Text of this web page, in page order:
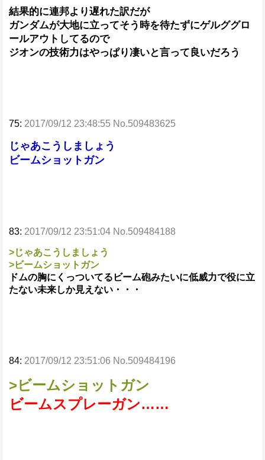
結果的に連邦より遅れた訳だが
ガンダムが大地に立ってそう時を待たずにゲルググロ
ールアウトしてるので
ジオンの技術力はやっぱり凄いと言って良いだろう
75: 2017/09/12 23:48:55 No.509483625
じゃあこうしましょう
ビームショットガン
83: 2017/09/12 23:51:04 No.509484188
>じゃあこうしましょう
>ビームショットガン
ドムの胸にくっついてるビーム砲みたいに低威力で役に立
たない未来しか見えない・・・
84: 2017/09/12 23:51:06 No.509484196
>ビームショットガン
ビームスプレーガン……